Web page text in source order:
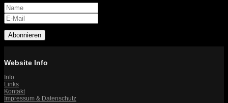
Abonnieren
Website Info
Info
Links
Kontakt
Impressum & Datenschutz